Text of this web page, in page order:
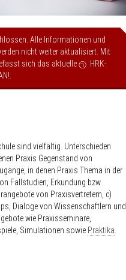
Alle Informationen und
nicht weiter aktualisiert. Mit
sich das aktuelle
HRK-
sind vielfältig. Unterschieden
Praxis Gegenstand von
in denen Praxis Thema in der
Fallstudien, Erkundung bzw.
von Praxisvertretern, c)
Dialoge von Wissenschaftlern und
wie Praxisseminare,
Simulationen sowie Praktika